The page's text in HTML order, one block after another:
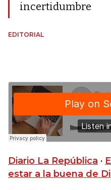
incertidumbre
EDITORIAL
Diario La República ·
estar a la buena de